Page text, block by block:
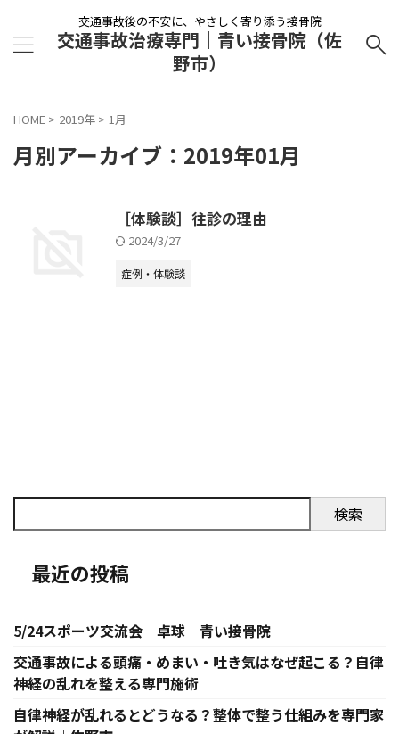
交通事故後の不安に、やさしく寄り添う接骨院
交通事故治療専門｜青い接骨院（佐
野市）
HOME > 2019年 > 1月
月別アーカイブ：2019年01月
［体験談］往診の理由
2024/3/27
症例・体験談
検索
最近の投稿
5/24スポーツ交流会 卓球 青い接骨院
交通事故による頭痛・めまい・吐き気はなぜ起こる？自律
神経の乱れを整える専門施術
自律神経が乱れるとどうなる？整体で整う仕組みを専門家